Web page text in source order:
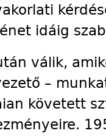
idáig
válik,
–
követett